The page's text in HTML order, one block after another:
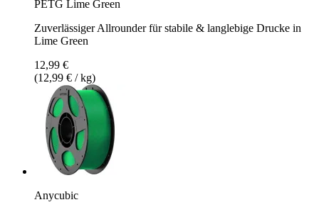
PETG Lime Green
Zuverlässiger Allrounder für stabile & langlebige Drucke in
Lime Green
12,99 €
(12,99 € / kg)
Anycubic